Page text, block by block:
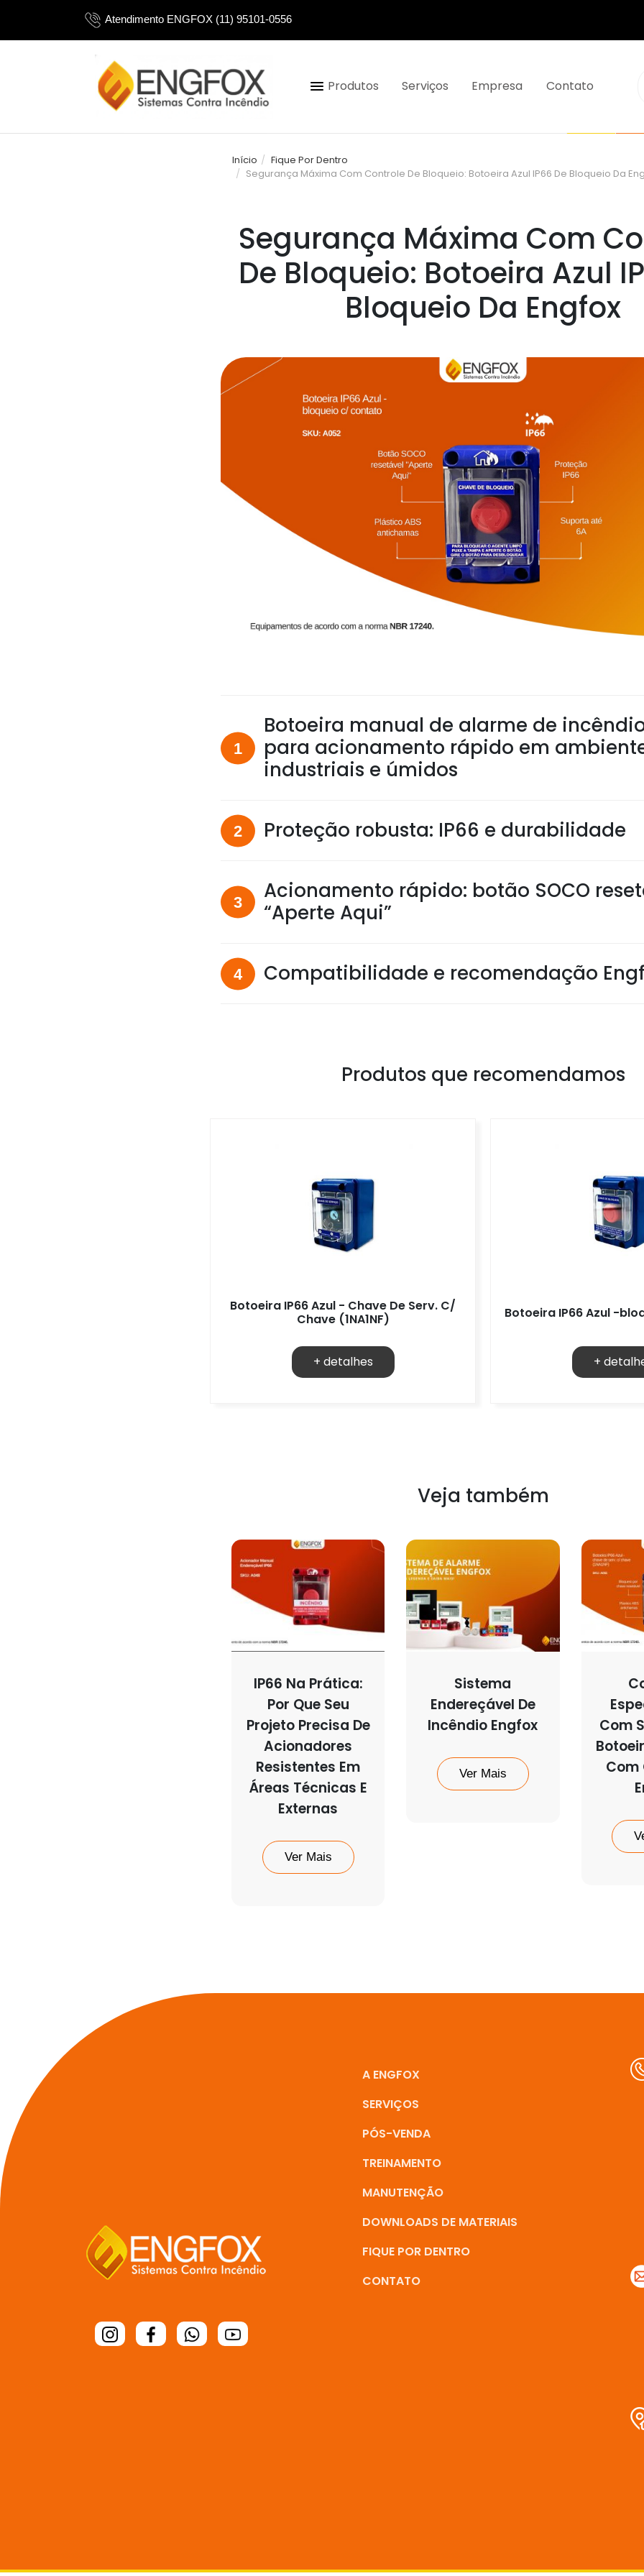
Atendimento ENGFOX (11) 95101-0556
Produtos Serviços Empresa Contato
Início
Fique Por Dentro
Segurança Máxima Com Controle De Bloqueio: Botoeira Azul IP66 De Bloqueio Da
Segurança Máxima Com
De Bloqueio: Botoeira Azul
Bloqueio Da Engfox
Botoeira manual de alarme de
para acionamento rápido em
industriais e úmidos
Proteção robusta: IP66 e durabilidade
Acionamento rápido: botão SOCO
“Aperte Aqui”
Compatibilidade e recomendação
Produtos que recomendamos
Botoeira IP66 Azul - Chave De Serv. C/
Chave (1NA1NF)
+ detalhes
Botoeira IP66 Azul -
+
Veja também
IP66 Na Prática:
Por Que Seu
Projeto Precisa De
Acionadores
Resistentes Em
Áreas Técnicas E
Externas
Ver Mais
Sistema
Endereçável De
Incêndio Engfox
Ver Mais
Com
Com
A ENGFOX
SERVIÇOS
PÓS-VENDA
TREINAMENTO
MANUTENÇÃO
DOWNLOADS DE MATERIAIS
FIQUE POR DENTRO
CONTATO